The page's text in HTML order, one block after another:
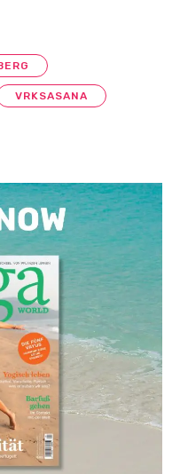
VRKSASANA